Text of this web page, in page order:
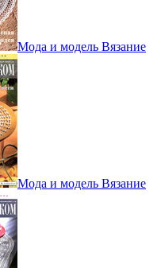
Мода и модель Вязание
Мода и модель Вязание